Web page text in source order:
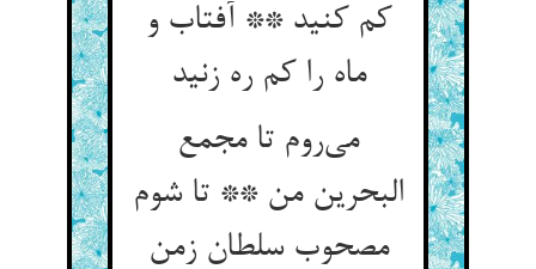
کم کنید ** آفتاب و
ماه را کم ره زنید
می‌روم تا مجمع
البحرین من ** تا شوم
مصحوب سلطان زمن